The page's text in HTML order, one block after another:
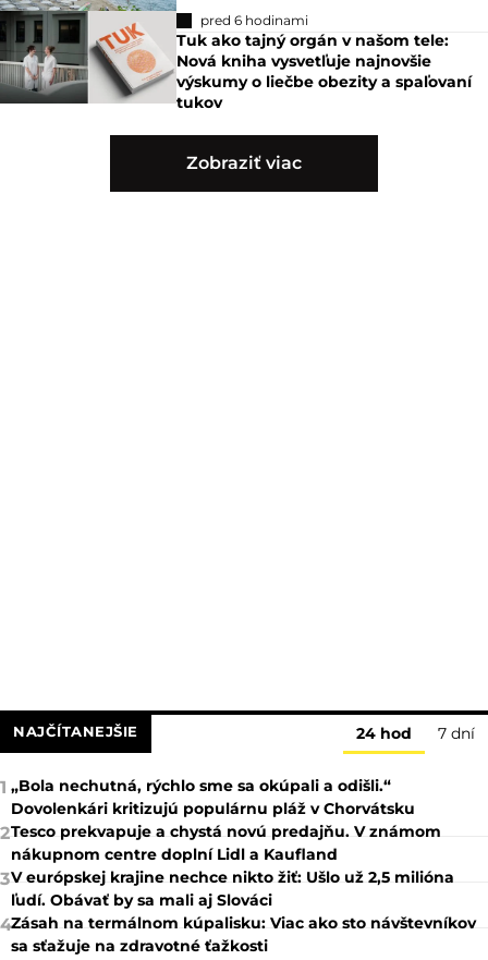
pred 6 hodinami
Tuk ako tajný orgán v našom tele:
Nová kniha vysvetľuje najnovšie
výskumy o liečbe obezity a spaľovaní
tukov
Zobraziť viac
NAJČÍTANEJŠIE 24 hod 7 dní
1 „Bola nechutná, rýchlo sme sa okúpali a odišli.“
Dovolenkári kritizujú populárnu pláž v Chorvátsku
2Tesco prekvapuje a chystá novú predajňu. V známom
nákupnom centre doplní Lidl a Kaufland
3V európskej krajine nechce nikto žiť: Ušlo už 2,5 milióna
ľudí. Obávať by sa mali aj Slováci
4Zásah na termálnom kúpalisku: Viac ako sto návštevníkov
sa sťažuje na zdravotné ťažkosti